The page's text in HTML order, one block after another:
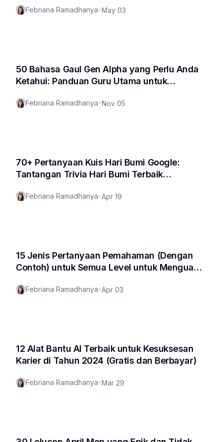
Febriana Ramadhanya•May 03
50 Bahasa Gaul Gen Alpha yang Perlu Anda
Ketahui: Panduan Guru Utama untuk
Febriana Ramadhanya•Nov 05
70+ Pertanyaan Kuis Hari Bumi Google:
Tantangan Trivia Hari Bumi Terbaik
Febriana Ramadhanya•Apr 19
15 Jenis Pertanyaan Pemahaman (Dengan
Contoh) untuk Semua Level untuk Menguasai
Febriana Ramadhanya•Apr 03
12 Alat Bantu AI Terbaik untuk Kesuksesan
Karier di Tahun 2024 (Gratis dan Berbayar)
Febriana Ramadhanya•Mar 29